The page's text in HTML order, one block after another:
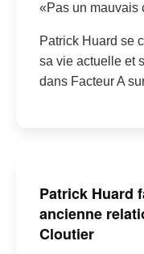
«Pas un mauvais
Patrick Huard se
sa vie actuelle et
dans Facteur A
Patrick Huard
ancienne
Cloutier